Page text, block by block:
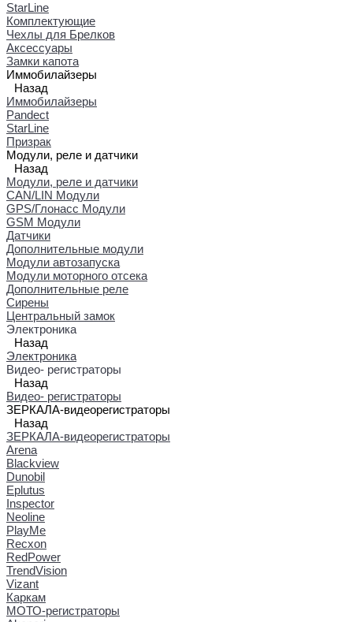
StarLine
Комплектующие
Чехлы для Брелков
Аксессуары
Замки капота
Иммобилайзеры
Назад
Иммобилайзеры
Pandect
StarLine
Призрак
Модули, реле и датчики
Назад
Модули, реле и датчики
CAN/LIN Модули
GPS/Глонасс Модули
GSM Модули
Датчики
Дополнительные модули
Модули автозапуска
Модули моторного отсека
Дополнительные реле
Сирены
Центральный замок
Электроника
Назад
Электроника
Видео- регистраторы
Назад
Видео- регистраторы
ЗЕРКАЛА-видеорегистраторы
Назад
ЗЕРКАЛА-видеорегистраторы
Arena
Blackview
Dunobil
Eplutus
Inspector
Neoline
PlayMe
Recxon
RedPower
TrendVision
Vizant
Каркам
МОТО-регистраторы